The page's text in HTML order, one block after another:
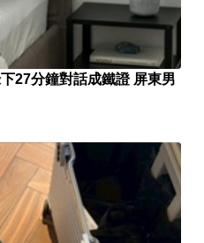
27分鐘對話成鐵證 屏東男